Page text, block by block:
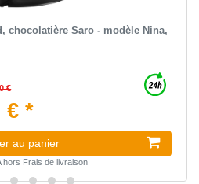
chocolatière Saro - modèle Nina,
€
€ *
au panier
hors Frais de livraison